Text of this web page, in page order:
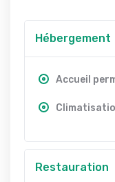
Hébergement
Accueil
Restauration